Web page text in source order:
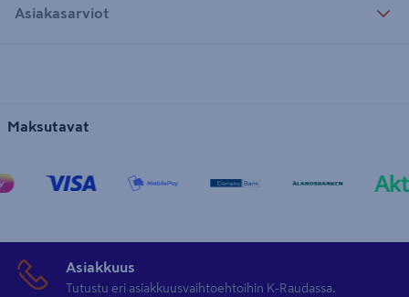
Asiakasarviot
Maksutavat
Asiakkuus
Tutustu eri asiakkuusvaihtoehtoihin K-Raudassa.